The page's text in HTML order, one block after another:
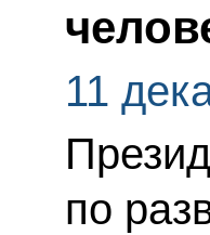
11
по